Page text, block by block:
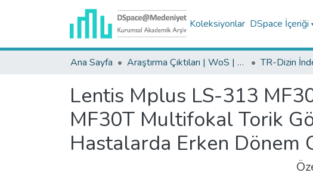
Koleksiyonlar DSpace İçeriği
Ana Sayfa Araştırma Çıktıları | WoS | Scopus | TR-Dizin | PubMed
Lentis Mplus LS-313
MF30T Multifokal Torik
Hastalarda Erken Dönem